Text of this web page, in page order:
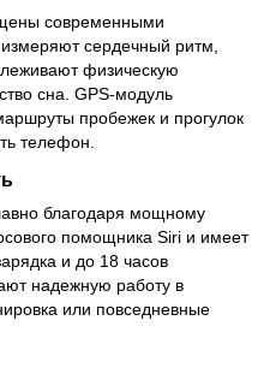
современными
сердечный ритм,
физическую
сна. GPS-модуль
пробежек и прогулок
телефон.
благодаря мощному
помощника Siri и имеет
и до 18 часов
надежную работу в
или повседневные